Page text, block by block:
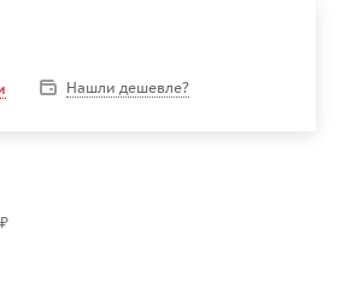
Нашли дешевле?